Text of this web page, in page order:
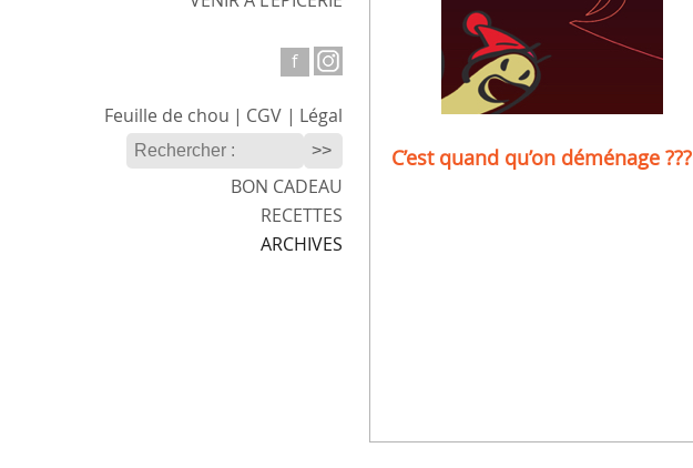
f
Légal
|
CGV
|
Feuille de chou
BON CADEAU
RECETTES
ARCHIVES
C’est quand qu’on déménage ???